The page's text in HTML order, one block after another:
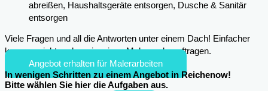
abreißen, Haushaltsgeräte entsorgen, Dusche & Sanitär
entsorgen
Viele Fragen und all die Antworten unter einem Dach! Einfacher
kann es nicht mehr sein, einen Maler zu beauftragen.
Angebot erhalten für Malerarbeiten
In wenigen Schritten zu einem Angebot in Reichenow!
Bitte wählen Sie hier die Aufgaben aus.